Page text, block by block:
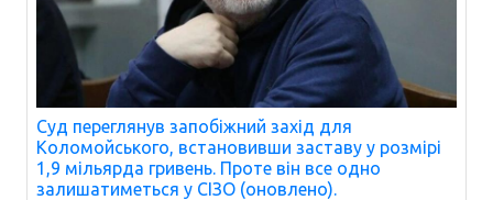
Суд переглянув запобіжний захід для
Коломойського, встановивши заставу у розмірі
1,9 мільярда гривень. Проте він все одно
залишатиметься у СІЗО (оновлено).